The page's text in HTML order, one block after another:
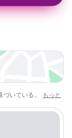
づいている。
もっと